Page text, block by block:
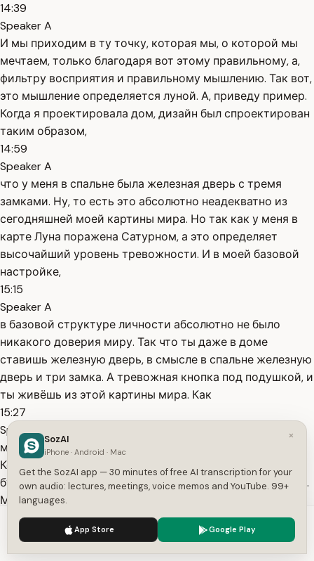
14:39
Speaker A
И мы приходим в ту точку, которая мы, о которой мы
мечтаем, только благодаря вот этому правильному, а,
фильтру восприятия и правильному мышлению. Так вот,
это мышление определяется луной. А, приведу пример.
Когда я проектировала дом, дизайн был спроектирован
таким образом,
14:59
Speaker A
что у меня в спальне была железная дверь с тремя
замками. Ну, то есть это абсолютно неадекватно из
сегодняшней моей картины мира. Но так как у меня в
карте Луна поражена Сатурном, а это определяет
высочайший уровень тревожности. И в моей базовой
настройке,
15:15
Speaker A
в базовой структуре личности абсолютно не было
никакого доверия миру. Так что ты даже в доме
ставишь железную дверь, в смысле в спальне железную
дверь и три замка. А тревожная кнопка под подушкой, и
ты живёшь из этой картины мира. Как
15:27
Speaker A
может мир разворачиваться к тебе, соответственно?
Конечно, разными тревожными событиями. Иде эти
будут болеть и постоянно подтверждать твою картину.
Мм, что мир - это тревожное место. Действительно,
здесь постоянно нужно переживать. А с в отношениях
будут э там, допустим, на партнёра ты не
15:44
We use cookies to enhance your experience.
×
SozAI
iPhone · Android · Mac
Get the SozAI app — 30 minutes of free AI transcription for your
own audio: lectures, meetings, voice memos and YouTube. 99+
languages.
App Store Google Play